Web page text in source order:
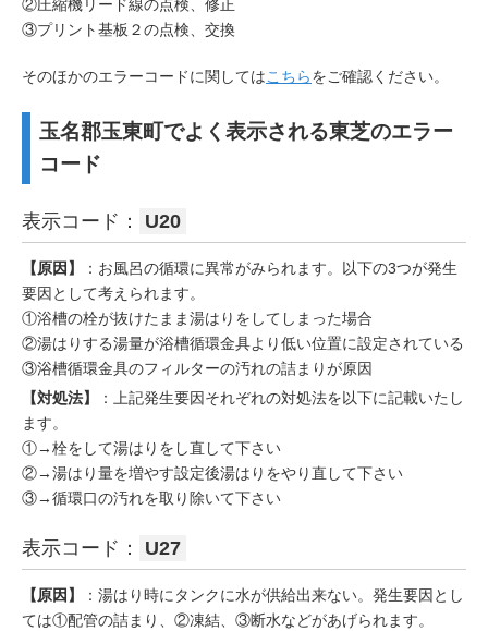
②圧縮機リード線の点検、修正
③プリント基板２の点検、交換
そのほかのエラーコードに関してはこちらをご確認ください。
玉名郡玉東町でよく表示される東芝のエラー
コード
表示コード： U20
【原因】
：お風呂の循環に異常がみられます。以下の3つが発生
要因として考えられます。
①浴槽の栓が抜けたまま湯はりをしてしまった場合
②湯はりする湯量が浴槽循環金具より低い位置に設定されている
③浴槽循環金具のフィルターの汚れの詰まりが原因
【対処法】
：上記発生要因それぞれの対処法を以下に記載いたし
ます。
①→栓をして湯はりをし直して下さい
②→湯はり量を増やす設定後湯はりをやり直して下さい
③→循環口の汚れを取り除いて下さい
表示コード： U27
【原因】
：湯はり時にタンクに水が供給出来ない。発生要因とし
ては①配管の詰まり、②凍結、③断水などがあげられます。